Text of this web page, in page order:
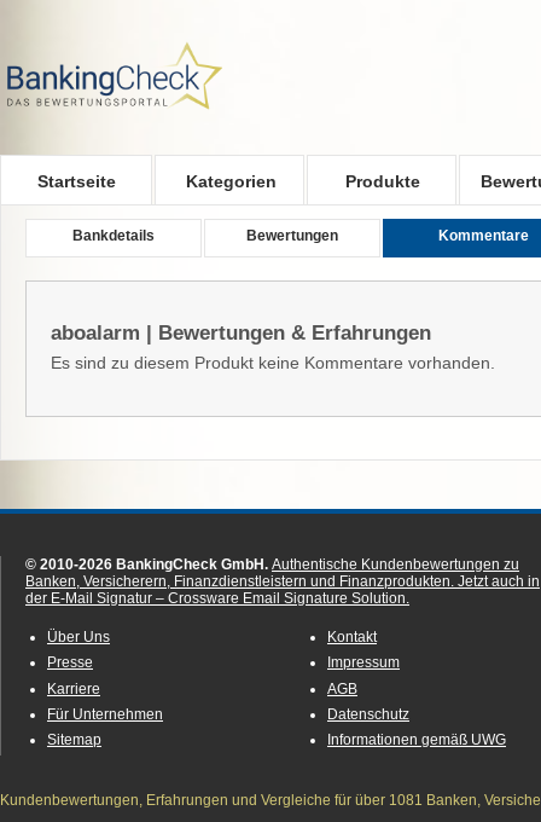
Startseite Kategorien Produkte
Bankdetails Bewertungen Kommentare
aboalarm | Bewertungen & Erfahrungen
Es sind zu diesem Produkt keine Kommentare vorhanden.
© 2010-2026 BankingCheck GmbH. Authentische Kundenbewertungen zu
Banken, Versicherern, Finanzdienstleistern und Finanzprodukten. Jetzt auch in
der E-Mail Signatur – Crossware Email Signature Solution.
Über Uns
Presse
Karriere
Für Unternehmen
Sitemap
Kontakt
Impressum
AGB
Datenschutz
Informationen gemäß UWG
Kundenbewertungen, Erfahrungen und Vergleiche für über 1081 Banken,